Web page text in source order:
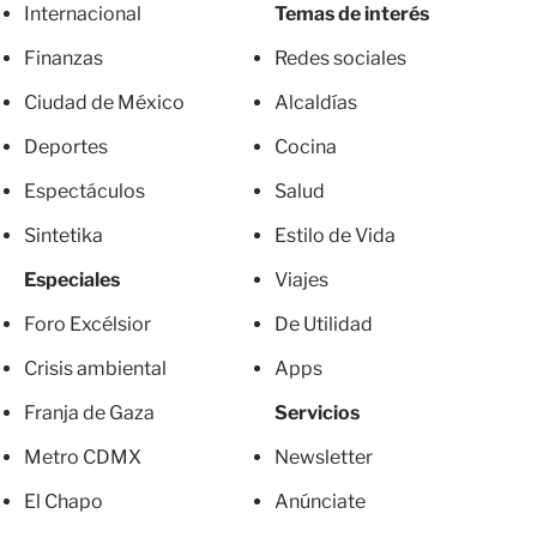
Internacional
Finanzas
Ciudad de México
Deportes
Espectáculos
Sintetika
Especiales
Foro Excélsior
Crisis ambiental
Franja de Gaza
Metro CDMX
El Chapo
Temas de interés
Redes sociales
Alcaldías
Cocina
Salud
Estilo de Vida
Viajes
De Utilidad
Apps
Servicios
Newsletter
Anúnciate